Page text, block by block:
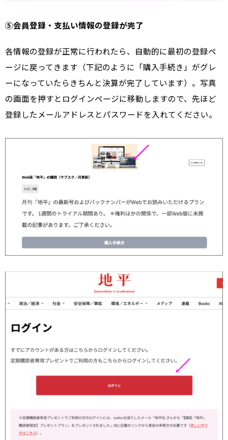
⑤会員登録・支払い情報の登録が完了
各情報の登録が正常に行われたら、自動的に最初の登録ペ
ージに戻ってきます（下記のように「購入手続き」がグレ
ーになっていたらきちんと決算が完了しています）。写真
の画面を押すとログインページに移動しますので、先ほど
登録したメールアドレスとパスワードを入れてください。